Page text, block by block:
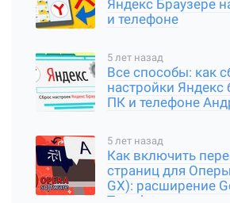
Яндекс Браузере
и телефоне
5 лет назад
Все способы: как
настройки Яндекс
ПК и телефоне
5 лет назад
Как включить
страниц для
GX): расширение